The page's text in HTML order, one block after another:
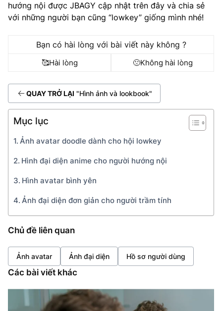
hướng nội được JBAGY cập nhật trên đây và chia sẻ
với những người bạn cũng “lowkey” giống mình nhé!
Bạn có hài lòng với bài viết này không ?
🥰Hài lòng 🙁Không hài lòng
QUAY TRỞ LẠI "Hình ảnh và lookbook"
Mục lục
Ảnh avatar doodle dành cho hội lowkey
Hình đại diện anime cho người hướng nội
Hình avatar bình yên
Ảnh đại diện đơn giản cho người trầm tính
Chủ đề liên quan
Ảnh avatar Ảnh đại diện Hồ sơ người dùng
Các bài viết khác